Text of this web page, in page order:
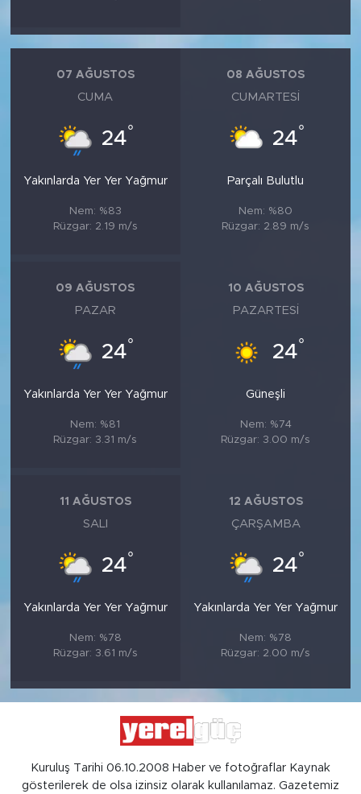
07 AĞUSTOS
CUMA
24°
Yakınlarda Yer Yer Yağmur
Nem: %83
Rüzgar: 2.19 m/s
08 AĞUSTOS
CUMARTESI
24°
Parçalı Bulutlu
Nem: %80
Rüzgar: 2.89 m/s
09 AĞUSTOS
PAZAR
24°
Yakınlarda Yer Yer Yağmur
Nem: %81
Rüzgar: 3.31 m/s
10 AĞUSTOS
PAZARTESI
24°
Güneşli
Nem: %74
Rüzgar: 3.00 m/s
11 AĞUSTOS
SALI
24°
Yakınlarda Yer Yer Yağmur
Nem: %78
Rüzgar: 3.61 m/s
12 AĞUSTOS
ÇARŞAMBA
24°
Yakınlarda Yer Yer Yağmur
Nem: %78
Rüzgar: 2.00 m/s
Kuruluş Tarihi 06.10.2008 Haber ve fotoğraflar Kaynak
gösterilerek de olsa izinsiz olarak kullanılamaz. Gazetemiz